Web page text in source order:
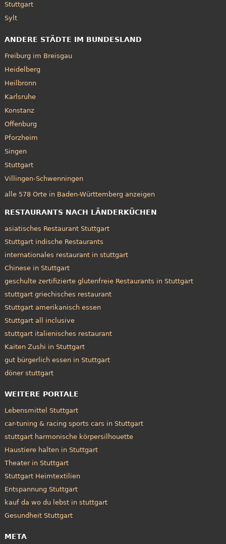
Stuttgart
Sylt
ANDERE STÄDTE IM BUNDESLAND
Freiburg im Breisgau
Heidelberg
Heilbronn
Karlsruhe
Konstanz
Offenburg
Pforzheim
Singen
Stuttgart
Villingen-Schwenningen
alle 578 Orte in Baden-Württemberg anzeigen
RESTAURANTS NACH LÄNDERKÜCHEN
asiatisches Restaurant Stuttgart
Stuttgart indische Restaurants
internationales restaurant in stuttgart
Chinese in Stuttgart
geschulte zertifizierte glutenfreie Restaurants in Stuttgart
stuttgart griechisches restaurant
Stuttgart amerikanisch essen
Stuttgart all inclusive
stuttgart italienisches restaurant
Kaiten Zushi in Stuttgart
gut bürgerlich essen in Stuttgart
döner stuttgart
WEITERE PORTALE
Lebensmittel Stuttgart
car-tuning & racing sports cars in Stuttgart
stuttgart harmonische körpersilhouette
Haustiere halten in Stuttgart
Theater in Stuttgart
Stuttgart Heimtextilien
Entspannung Stuttgart
kauf da wo du lebst in stuttgart
Gesundheit Stuttgart
META